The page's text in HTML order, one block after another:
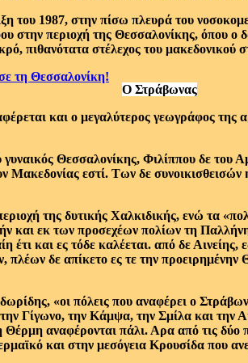
του 1987, στην πίσω πλευρά του
στην περιοχή της Θεσσαλονίκης,
πιθανότατα στέλεχος του μακεδονικού
Ο Στράβωνας
και ο μεγαλύτερος γεωγράφος
Θεσσαλονίκης, Φιλίππου δε του
νυν Μακεδονίας εστί. Των δε
της δυτικής Χαλκιδικής, ενώ τα
και εκ των προσεχέων πολίων τη
και ες τόδε καλέεται. από δε
δε απίκετο ες τε την
«οι πόλεις που αναφέρει ο
Γίγωνο, την Κάμψα, την Σμίλα και την
αναφέρονται πάλι. Αρα από τις
και στην μεσόγεια Κρουσίδα που